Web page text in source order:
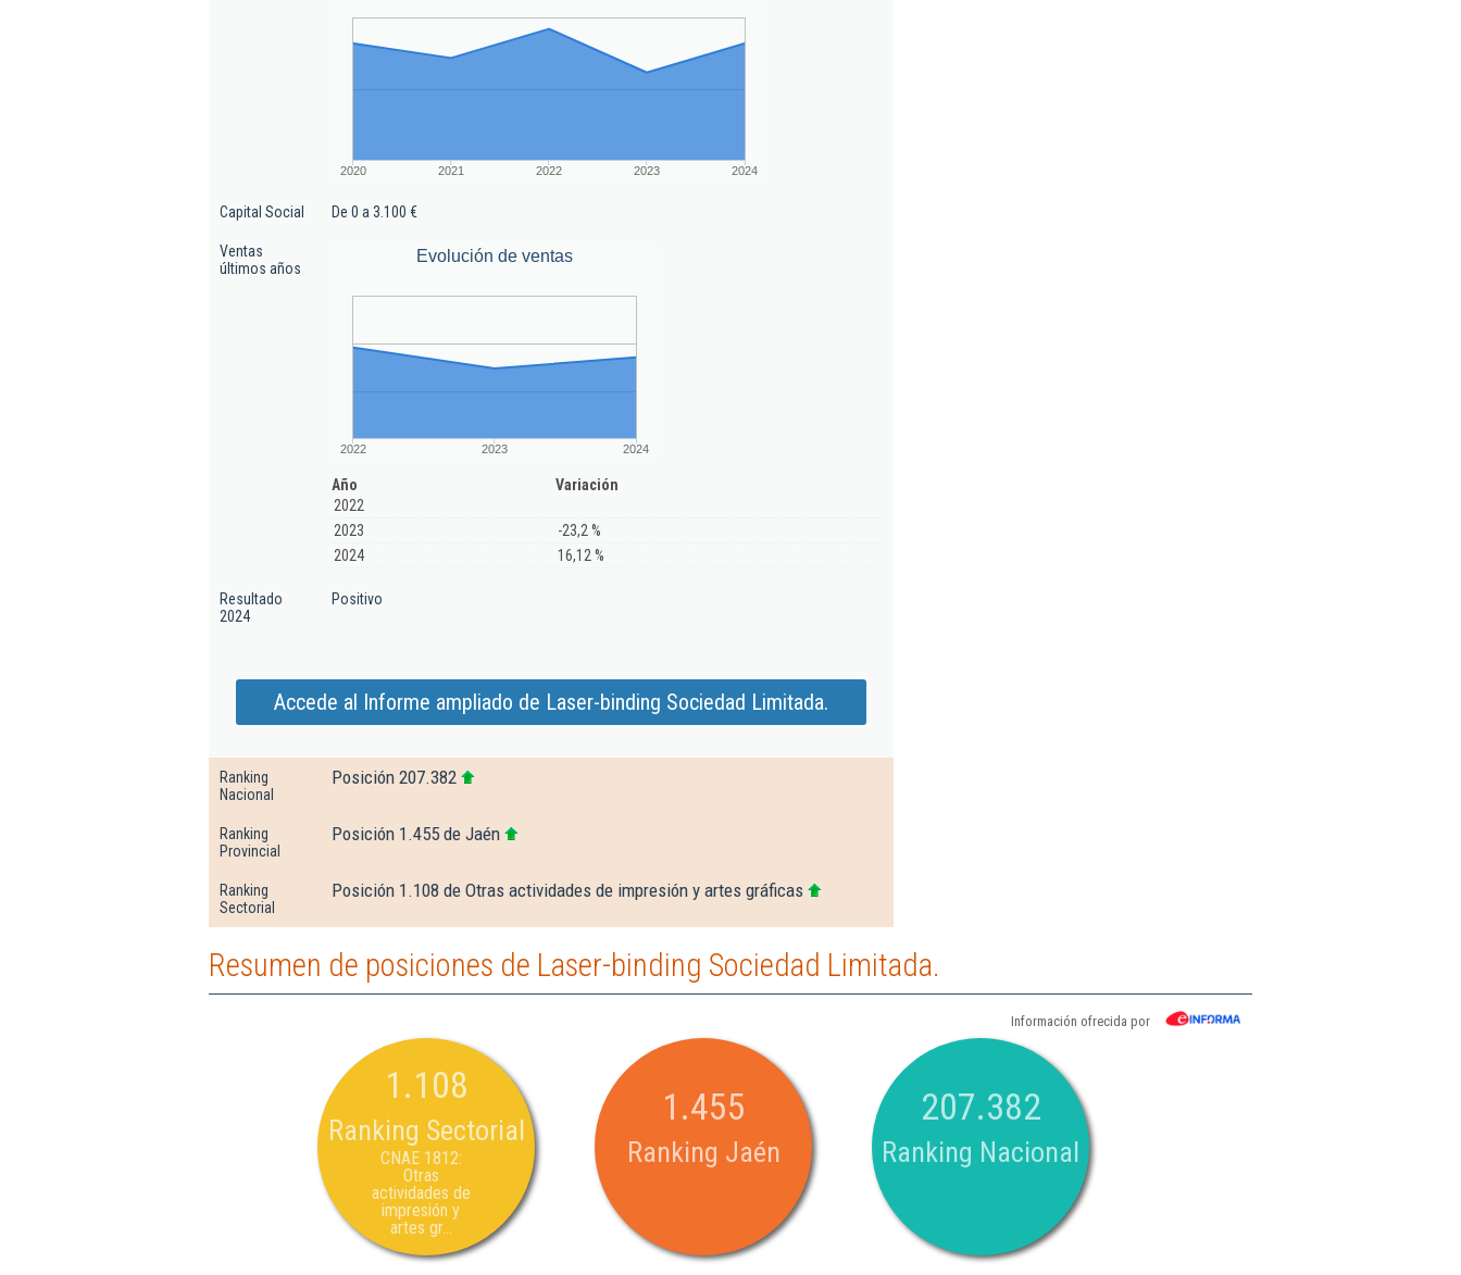
2020 2021 2022 2023 2024
Capital Social De 0 a 3.100 €
Ventas
últimos años
Evolución de ventas
2022 2023 2024
Año
Variación
2022
2023
-23,2 %
2024
16,12 %
Resultado
2024
Positivo
Accede al Informe ampliado de Laser-binding Sociedad Limitada.
Ranking
Nacional
Posición 207.382
Ranking
Provincial
Posición 1.455 de Jaén
Ranking
Sectorial
Posición 1.108 de Otras actividades de impresión y artes gráficas
Resumen de posiciones de Laser-binding Sociedad Limitada.
Información ofrecida por
1.108
Ranking Sectorial
CNAE 1812:
Otras
actividades de
impresión y
artes gr...
1.455
Ranking Jaén
207.382
Ranking Nacional